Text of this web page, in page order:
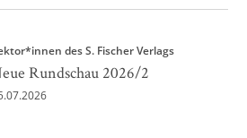
des S. Fischer Verlags
Rundschau 2026/2